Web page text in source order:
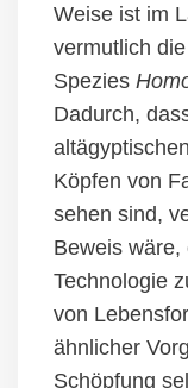
Weise ist im
vermutlich die
Spezies
Dadurch,
Köpfen von
sehen sind,
Beweis
Technologie
von
ähnlicher
Schöpfung